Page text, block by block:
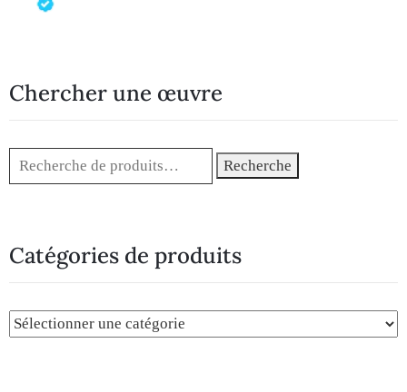
Chercher une œuvre
Recherche
Catégories de produits